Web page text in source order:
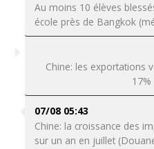
Au moins 10 élèves
école près de Bangkok
Chine: les exportations
07/08 05:43
Chine: la croissance des
sur un an en juillet